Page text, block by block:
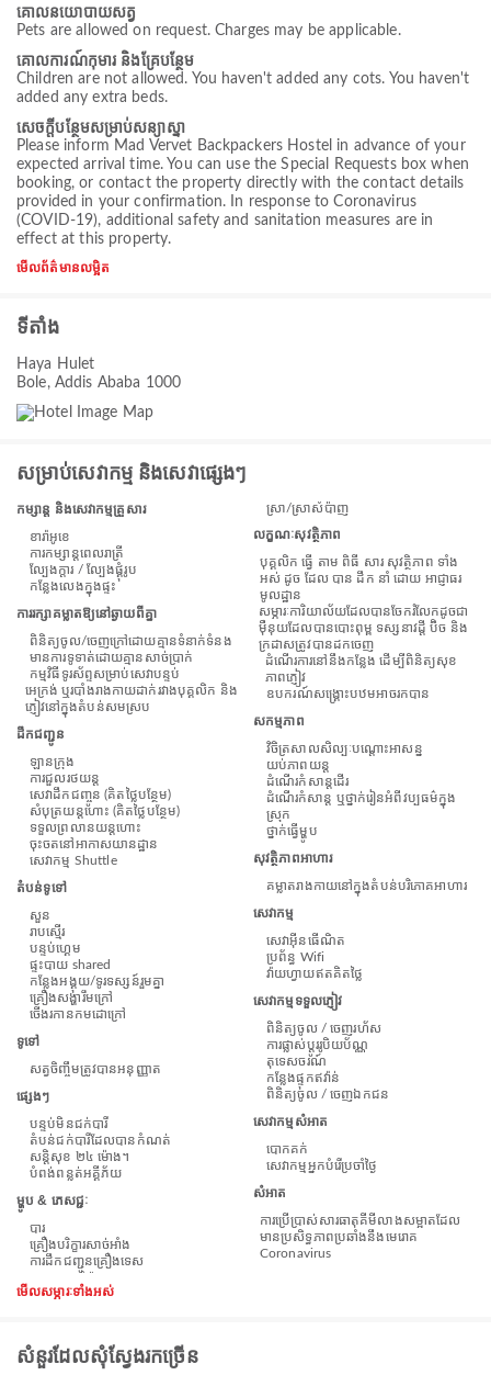
គោលនយោបាយសត្វ
Pets are allowed on request. Charges may be applicable.
គោលការណ៍កុមារ និងគ្រែបន្ថែម
Children are not allowed. You haven't added any cots. You haven't
added any extra beds.
សេចក្ដីបន្ថែមសម្រាប់សន្យាស្នា
Please inform Mad Vervet Backpackers Hostel in advance of your
expected arrival time. You can use the Special Requests box when
booking, or contact the property directly with the contact details
provided in your confirmation. In response to Coronavirus
(COVID-19), additional safety and sanitation measures are in
effect at this property.
មើលព័ត៌មានលម្អិត
ទីតាំង
Haya Hulet
Bole, Addis Ababa 1000
សម្រាប់សេវាកម្ម និងសេវាផ្សេងៗ
កម្សាន្ត និងសេវាកម្មគ្រួសារ
ខារ៉ាអូខេ
ការកម្សាន្តពេលរាត្រី
ល្បែងក្តារ / ល្បែងផ្គុំរូប
កន្លែងលេងក្នុងផ្ទះ
ការរក្សាគម្លាតឱ្យនៅឆ្ងាយពីគ្នា
ពិនិត្យចូល/ចេញក្រៅដោយគ្មានទំនាក់ទំនង
មានការទូទាត់ដោយគ្មានសាច់ប្រាក់
កម្មវិធីទូរស័ព្ទសម្រាប់សេវាបន្ទប់
អេក្រង់ ឬរបាំងរាងកាយដាក់រវាងបុគ្គលិក និង
ភ្ញៀវនៅក្នុងតំបន់សមស្រប
ដឹកជញ្ជូន
ឡានក្រុង
ការជួលរថយន្ត
សេវាដឹកជញ្ចូន (គិតថ្លៃបន្ថែម)
សំបុត្រយន្តហោះ (គិតថ្លៃបន្ថែម)
ទទួលព្រលានយន្តហោះ
ចុះចតនៅអាកាសយានដ្ឋាន
សេវាកម្ម Shuttle
តំបន់ទូទៅ
សួន
រាបស្មើរ
បន្ទប់ហ្គេម
ផ្ទះបាយ shared
កន្លែងអង្គុយ/ទូរទស្សន៍រួមគ្នា
គ្រឿងសង្ហារឹមក្រៅ
ចើងរកានកមដោក្រៅ
ទូទៅ
សត្វចិញ្ចឹមត្រូវបានអនុញ្ញាត
ផ្សេងៗ
បន្ទប់មិនជក់បារី
តំបន់ជក់បារីដែលបានកំណត់
សន្តិសុខ ២៤ ម៉ោង។
បំពង់​ពន្លត់អគ្គីភ័យ
ម្ហូប & ភេសជ្ជៈ
បារ
គ្រឿងបរិក្ខារសាច់អាំង
ការដឹកជញ្ជូនគ្រឿងទេស
ស្រា/ស្រាសំប៉ាញ
លក្ខណៈសុវត្ថិភាព
បុគ្គលិក ធ្វើ តាម ពិធី សារ សុវត្ថិភាព ទាំង
អស់ ដូច ដែល បាន ដឹក នាំ ដោយ អាជ្ញាធរ
មូលដ្ឋាន
សម្ភារៈការិយាល័យដែលបានចែករំលែកដូចជា
ម៉ឺនុយដែលបានបោះពុម្ព ទស្សនាវដ្តី ប៊ិច និង
ក្រដាសត្រូវបានដកចេញ
ដំណើរការនៅនឹងកន្លែង ដើម្បីពិនិត្យសុខ
ភាពភ្ញៀវ
ឧបករណ៍សង្គ្រោះបឋមអាចរកបាន
សកម្មភាព
វិចិត្រសាលសិល្បៈបណ្តោះអាសន្ន
យប់ភាពយន្ត
ដំណើរកំសាន្តដើរ
ដំណើរកំសាន្ត ឬថ្នាក់រៀនអំពីវប្បធម៌ក្នុង
ស្រុក
ថ្នាក់ធ្វើម្ហូប
សុវត្ថិភាពអាហារ
គម្លាតរាងកាយនៅក្នុងតំបន់បរិភោគអាហារ
សេវាកម្ម
សេវាអ៊ីនធើណិត
ប្រព័ន្ធ Wifi
វ៉ាយហ្វាយឥតគិតថ្លៃ
សេវាកម្មទទួលភ្ញៀវ
ពិនិត្យចូល / ចេញរហ័ស
ការផ្លាស់ប្តូររូបិយប័ណ្ណ
តុទេសចរណ៍
កន្លែងផ្ទុកឥវ៉ាន់
ពិនិត្យចូល / ចេញឯកជន
សេវាកម្មសំអាត
បោកគក់
សេវាកម្មអ្នកបំរើប្រចាំថ្ងៃ
សំអាត
ការប្រើប្រាស់សារធាតុគីមីលាងសម្អាតដែល
មានប្រសិទ្ធភាពប្រឆាំងនឹងមេរោគ
Coronavirus
មើលសម្ភារៈទាំងអស់
សំនួរដែលសុំស្វែងរកច្រើន